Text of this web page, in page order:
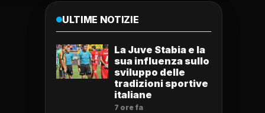
ULTIME NOTIZIE
La Juve Stabia e la
sua influenza sullo
sviluppo delle
tradizioni sportive
italiane
7 ore fa